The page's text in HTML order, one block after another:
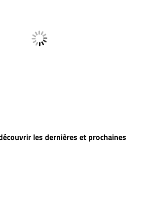
les dernières et prochaines